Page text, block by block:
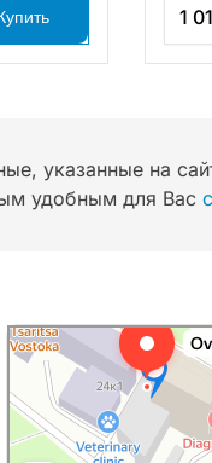
1
указанные на
удобным для Вас